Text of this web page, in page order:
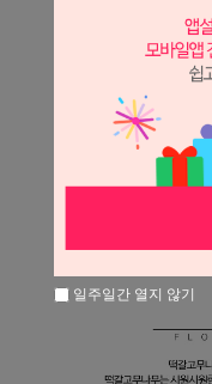
일주일간 열지 않기